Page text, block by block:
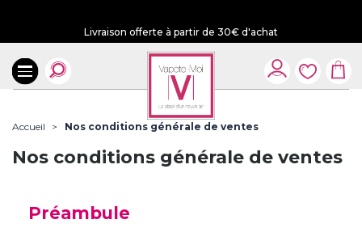
Livraison offerte à partir de 30€ d'achat
Accueil Nos conditions générale de ventes
Nos conditions générale de ventes
Préambule